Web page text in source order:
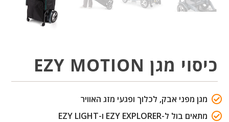
כיסוי מגן EZY MOTION
מגן מפני אבק, לכלוך ופגעי מזג האוויר
מתאים בול ל-EZY EXPLORER ו-EZY LIGHT